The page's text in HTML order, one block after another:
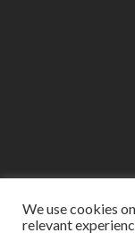
We use cookies
relevant